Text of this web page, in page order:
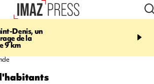
Denis, un
de la
9 km
16:35
gendarmes évacuent